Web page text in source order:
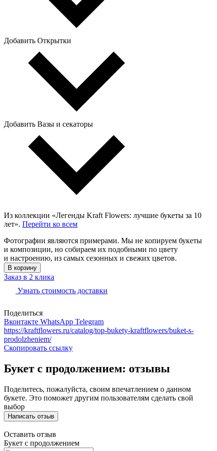
Добавить Открытки
Добавить Вазы и секаторы
Из коллекции «Легенды Kraft Flowers: лучшие букеты за 10
лет». Перейти ко всем
Фотографии являются примерами. Мы не копируем букеты
и композиции, но собираем их подобными по цвету
и настроению, из самых сезонных и свежих цветов.
В корзину
Заказ в 2 клика
Узнать стоимость доставки
Поделиться
Вконтакте WhatsApp Telegram
https://kraftflowers.ru/catalog/top-bukety-kraftflowers/buket-s-
prodolzheniem/
Скопировать ссылку
Букет с продолжением: отзывы
Поделитесь, пожалуйста, своим впечатлением о данном
букете. Это поможет другим пользователям сделать свой
выбор
Написать отзыв
Оставить отзыв
Букет с продолжением